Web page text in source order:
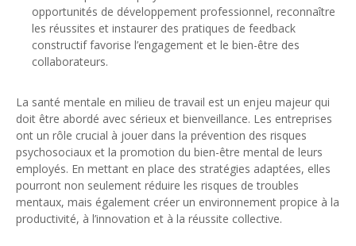
opportunités de développement professionnel, reconnaître
les réussites et instaurer des pratiques de feedback
constructif favorise l’engagement et le bien-être des
collaborateurs.
La santé mentale en milieu de travail est un enjeu majeur qui
doit être abordé avec sérieux et bienveillance. Les entreprises
ont un rôle crucial à jouer dans la prévention des risques
psychosociaux et la promotion du bien-être mental de leurs
employés. En mettant en place des stratégies adaptées, elles
pourront non seulement réduire les risques de troubles
mentaux, mais également créer un environnement propice à la
productivité, à l’innovation et à la réussite collective.